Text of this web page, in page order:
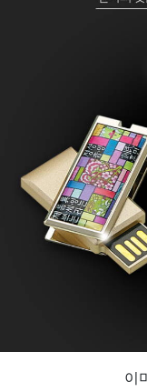
이